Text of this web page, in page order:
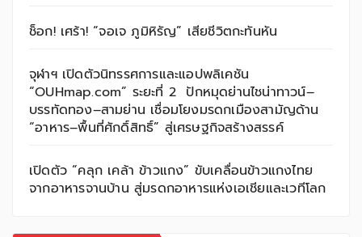
ช็อก! เศร้า! “จอเจ ภูมิหิรัญ” เสียชีวิตกะทันหัน
จุฬาฯ เปิดตัวนิทรรศการและแอปพลิเคชัน
“OUHmap.com” ระยะที่ 2 ปักหมุดย่านไชน่าทาวน์–
บรรทัดทอง–สามย่าน เชื่อมโยงมรดกเมืองสามัญด้าน
“อาหาร–พื้นที่ศักดิ์สิทธิ์” สู่เศรษฐกิจสร้างสรรค์
เปิดตัว “คลุก เคล้า ข้าวแกง” ขับเคลื่อนข้าวแกงไทย
จากอาหารจานบ้าน สู่มรดกอาหารแห่งเอเชียและเวทีโลก